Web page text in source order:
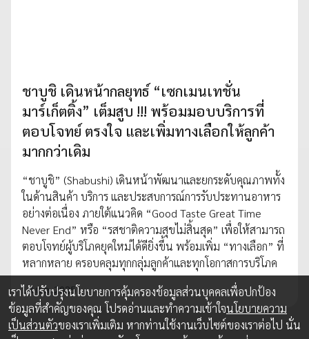
ชาบูชิ เดินหน้ากลยุทธ์ “เซกเมนเทชั่น
มาร์เก็ตติ้ง” เต็มสูบ !!! พร้อมมอบบริการที่
ตอบโจทย์ ตรงใจ และเพิ่มทางเลือกให้ลูกค้า
มากกว่าเดิม
“ชาบูชิ” (Shabushi) เดินหน้าพัฒนาและยกระดับคุณภาพทั้ง
ในด้านสินค้า บริการ และประสบการณ์การรับประทานอาหาร
อย่างต่อเนื่อง ภายใต้แนวคิด “Good Taste Great Time
Never End” หรือ “รสชาติความสุขไม่สิ้นสุด” เพื่อให้สามารถ
ตอบโจทย์ผู้บริโภคยุคใหม่ได้ดียิ่งขึ้น พร้อมเพิ่ม “ทางเลือก” ที่
หลากหลาย ครอบคลุมทุกกลุ่มลูกค้าและทุกโอกาสการบริโภค
14 ต.ค. 2025
เราได้ปรับปรุงนโยบายการคุ้มครองข้อมูลส่วนบุคคลเพื่อปกป้อง
ข้อมูลที่สำคัญของคุณ โปรดอ่านและทำความเข้าใจนโยบายความ
เป็นส่วนตัวของเราเพิ่มเติม หากท่านใช้งานเว็บไซต์ของเราต่อไป นั่น